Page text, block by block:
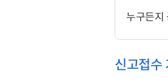
누구든지
신고접수